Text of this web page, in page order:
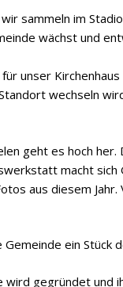
sammeln im
wächst und
unser
wechseln
geht es hoch
macht
aus diesem
ein Stück
wird gegründet und